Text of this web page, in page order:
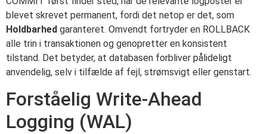
blevet skrevet permanent, fordi det netop er det, som
Holdbarhed garanteret. Omvendt fortryder en ROLLBACK
alle trin i transaktionen og genopretter en konsistent
tilstand. Det betyder, at databasen forbliver pålideligt
anvendelig, selv i tilfælde af fejl, strømsvigt eller genstart.
Forståelig Write-Ahead
Logging (WAL)